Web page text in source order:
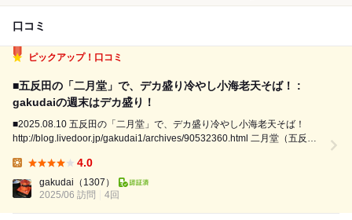
口コミ
ピックアップ！口コミ
■五反田の「二月堂」で、デカ盛り冷やし小海老天そば！ :
gakudaiの週末はデカ盛り！
■2025.08.10 五反田の「二月堂」で、デカ盛り冷やし小海老天そば！
http://blog.livedoor.jp/gakudai1/archives/90532360.html 二月堂（五反
堂』。 ...
4.0
gakudai （1307）
2025/06 訪問
4回